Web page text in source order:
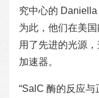
究中心的 Daniella
为此，他们在美
用了先进的光源
加速器。
“SalC 酶的反应与